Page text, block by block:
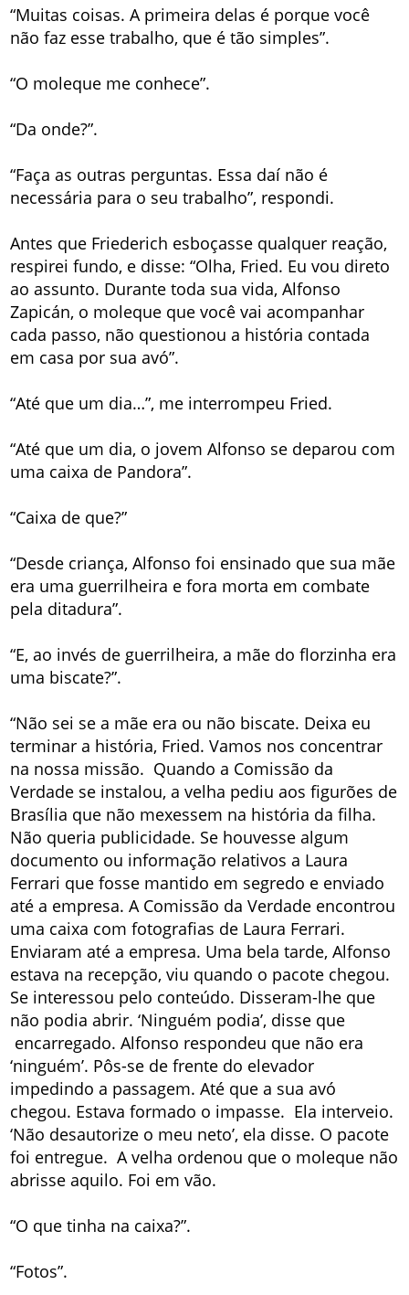
“Muitas coisas. A primeira delas é porque você
não faz esse trabalho, que é tão simples”.
“O moleque me conhece”.
“Da onde?”.
“Faça as outras perguntas. Essa daí não é
necessária para o seu trabalho”, respondi.
Antes que Friederich esboçasse qualquer reação,
respirei fundo, e disse: “Olha, Fried. Eu vou direto
ao assunto. Durante toda sua vida, Alfonso
Zapicán, o moleque que você vai acompanhar
cada passo, não questionou a história contada
em casa por sua avó”.
“Até que um dia…”, me interrompeu Fried.
“Até que um dia, o jovem Alfonso se deparou com
uma caixa de Pandora”.
“Caixa de que?”
“Desde criança, Alfonso foi ensinado que sua mãe
era uma guerrilheira e fora morta em combate
pela ditadura”.
“E, ao invés de guerrilheira, a mãe do florzinha era
uma biscate?”.
“Não sei se a mãe era ou não biscate. Deixa eu
terminar a história, Fried. Vamos nos concentrar
na nossa missão. Quando a Comissão da
Verdade se instalou, a velha pediu aos figurões de
Brasília que não mexessem na história da filha.
Não queria publicidade. Se houvesse algum
documento ou informação relativos a Laura
Ferrari que fosse mantido em segredo e enviado
até a empresa. A Comissão da Verdade encontrou
uma caixa com fotografias de Laura Ferrari.
Enviaram até a empresa. Uma bela tarde, Alfonso
estava na recepção, viu quando o pacote chegou.
Se interessou pelo conteúdo. Disseram-lhe que
não podia abrir. ‘Ninguém podia’, disse que
encarregado. Alfonso respondeu que não era
‘ninguém’. Pôs-se de frente do elevador
impedindo a passagem. Até que a sua avó
chegou. Estava formado o impasse. Ela interveio.
‘Não desautorize o meu neto’, ela disse. O pacote
foi entregue. A velha ordenou que o moleque não
abrisse aquilo. Foi em vão.
“O que tinha na caixa?”.
“Fotos”.